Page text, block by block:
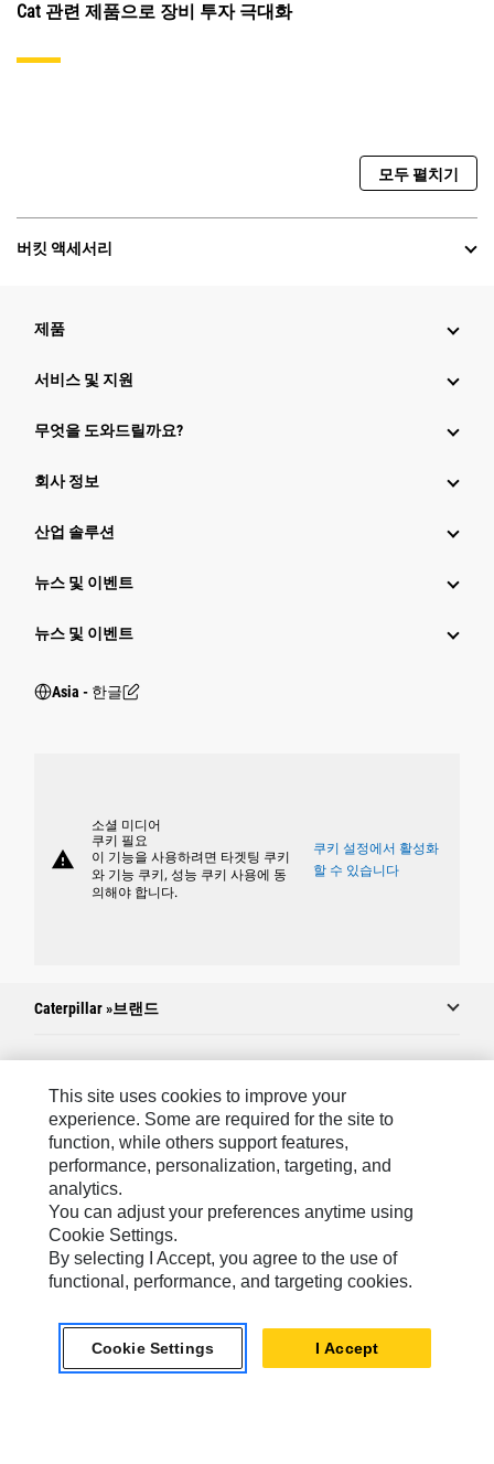
Cat 관련 제품으로 장비 투자 극대화
모두 펼치기
버킷 액세서리
제품
서비스 및 지원
무엇을 도와드릴까요?
회사 정보
산업 솔루션
뉴스 및 이벤트
뉴스 및 이벤트
Asia - 한글
warning
소셜 미디어
쿠키 필요
이 기능을 사용하려면 타겟팅 쿠키
와 기능 쿠키, 성능 쿠키 사용에 동
의해야 합니다.
쿠키 설정에서 활성화
할 수 있습니다
Caterpillar »브랜드
Caterpillar.com
Caterpillar에 문의
내 마케팅 기본 설정
사이트 맵
Cookie Settings
법적 고지
위치정보 이용약관
This site uses cookies to improve your
experience. Some are required for the site to
function, while others support features,
performance, personalization, targeting, and
analytics.
You can adjust your preferences anytime using
Cookie Settings.
By selecting I Accept, you agree to the use of
functional, performance, and targeting cookies.
Cookie Settings I Accept